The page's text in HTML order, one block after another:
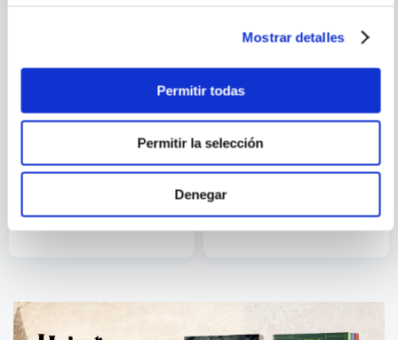
Mostrar detalles
Permitir todas
Permitir la selección
Denegar
MONTERO
Q HAYASHIDA